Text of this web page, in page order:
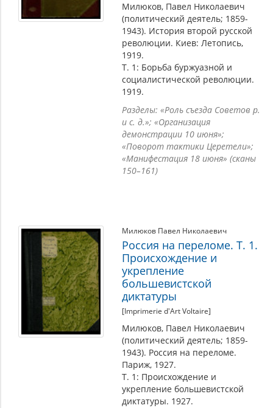
Милюков, Павел Николаевич
(политический деятель; 1859-
1943). История второй русской
революции. Киев: Летопись,
1919.
Т. 1: Борьба буржуазной и
социалистической революции.
1919.
Разделы: «Роль съезда Советов р.
и с. д.»; «Организация
демонстрации 10 июня»;
«Поворот тактики Церетели»;
«Манифестация 18 июня» (сканы
150–161)
Милюков Павел Николаевич
Россия на переломе. Т. 1.
Происхождение и
укрепление
большевистской
диктатуры
[Imprimerie d'Art Voltaire]
Милюков, Павел Николаевич
(политический деятель; 1859-
1943). Россия на переломе.
Париж, 1927.
Т. 1: Происхождение и
укрепление большевистской
диктатуры. 1927.